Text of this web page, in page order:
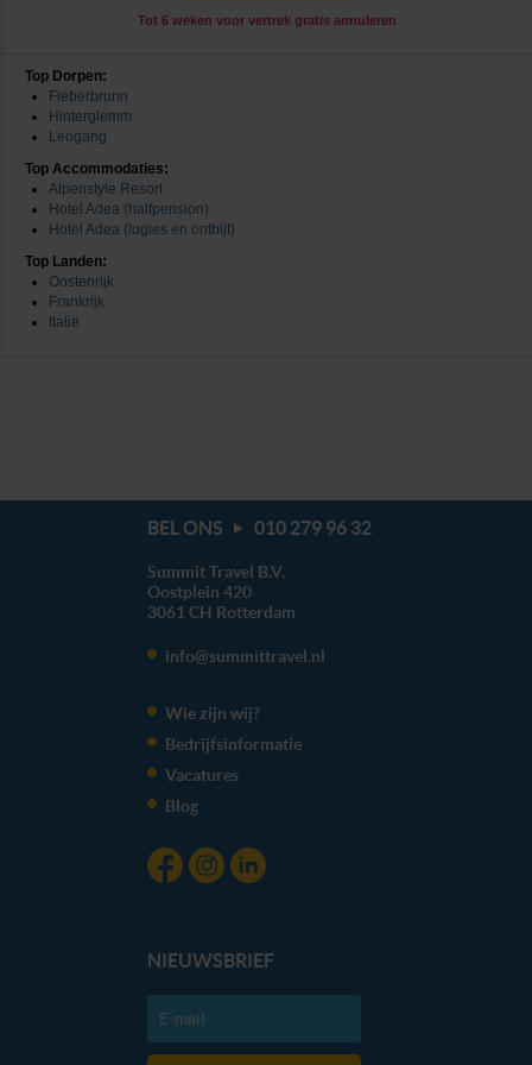
Tot 6 weken voor vertrek gratis annuleren
Top Dorpen:
Fieberbrunn
Hinterglemm
Leogang
Top Accommodaties:
Alpenstyle Resort
Hotel Adea (halfpension)
Hotel Adea (logies en ontbijt)
Top Landen:
Oostenrijk
Frankrijk
Italië
BEL ONS 010 279 96 32
Summit Travel B.V.
Oostplein 420
3061 CH Rotterdam
info@summittravel.nl
Wie zijn wij?
Bedrijfsinformatie
Vacatures
Blog
NIEUWSBRIEF